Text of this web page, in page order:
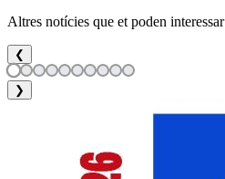
Altres notícies que et poden interessar
❮
❯